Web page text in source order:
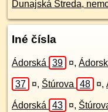
Dunajská Streda,
Iné čísla
Ádorská 39 ¤,
37 ¤, Štúrova 48 ¤,
Ádorská 43 ¤,